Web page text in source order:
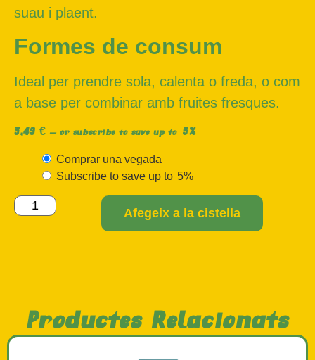
Comprar una vegada
Subscribe to save up to 5%
Afegeix a la cistella
suau i plaent.
Formes de consum
Ideal per prendre sola, calenta o freda, o com
a base per combinar amb fruites fresques.
3,49 € — or subscribe to save up to 5%
Productes Relacionats